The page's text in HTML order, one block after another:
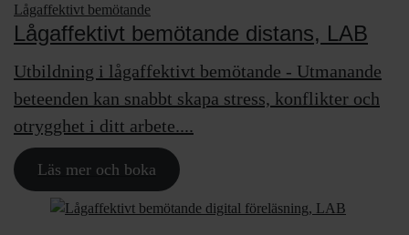
Lågaffektivt bemötande
Lågaffektivt bemötande distans, LAB
Utbildning i lågaffektivt bemötande - Utmanande
beteenden kan snabbt skapa stress, konflikter och
otrygghet i ditt arbete....
Läs mer och boka